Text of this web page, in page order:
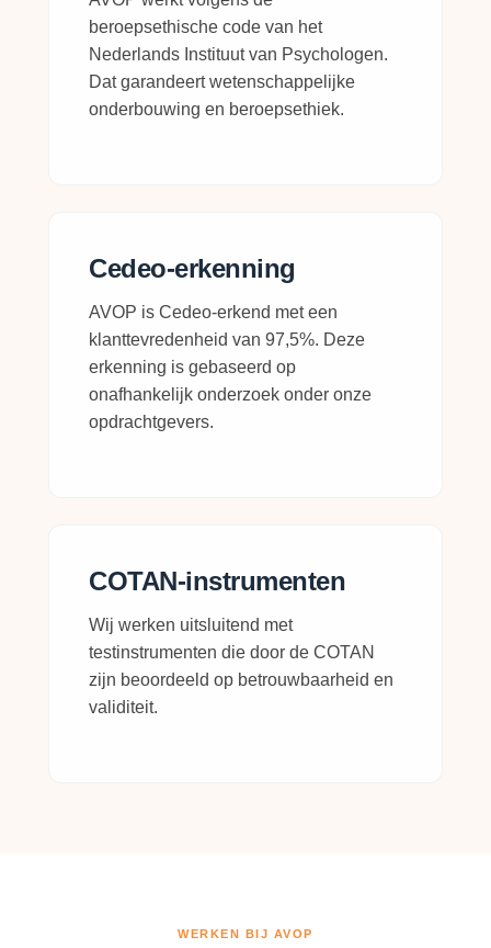
beroepsethische code van het
Nederlands Instituut van Psychologen.
Dat garandeert wetenschappelijke
onderbouwing en beroepsethiek.
Cedeo-erkenning
AVOP is Cedeo-erkend met een
klanttevredenheid van 97,5%. Deze
erkenning is gebaseerd op
onafhankelijk onderzoek onder onze
opdrachtgevers.
COTAN-instrumenten
Wij werken uitsluitend met
testinstrumenten die door de COTAN
zijn beoordeeld op betrouwbaarheid en
validiteit.
WERKEN BIJ AVOP